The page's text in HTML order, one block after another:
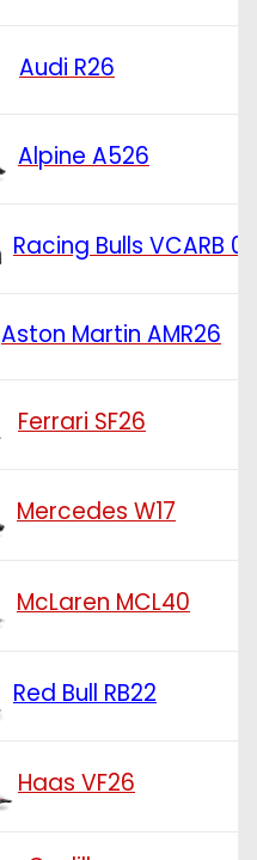
Audi R26
Alpine A526
Racing Bulls VCARB 03
Aston Martin AMR26
Ferrari SF26
Mercedes W17
McLaren MCL40
Red Bull RB22
Haas VF26